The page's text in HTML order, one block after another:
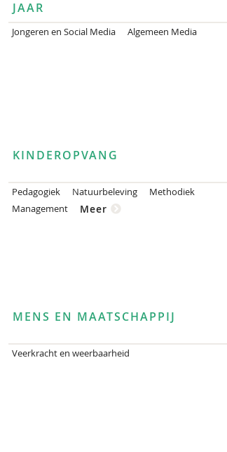
JAAR
Jongeren en Social Media Algemeen Media
KINDEROPVANG
Pedagogiek Natuurbeleving
Methodiek
Management
Meer
MENS EN MAATSCHAPPIJ
Veerkracht en weerbaarheid